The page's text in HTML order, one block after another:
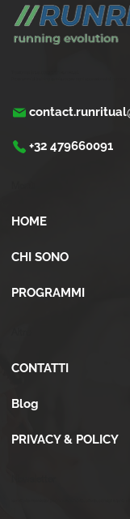
+32 479660091
HOME
CHI SONO
PROGRAMMI
CONTATTI
Blog
PRIVACY & POLICY